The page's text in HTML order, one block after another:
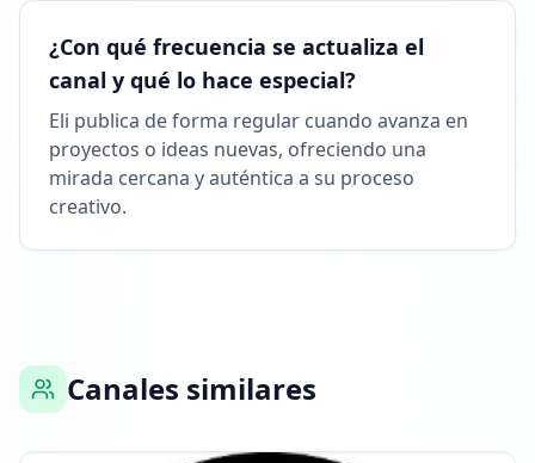
¿Con qué frecuencia se actualiza el
canal y qué lo hace especial?
Eli publica de forma regular cuando avanza en
proyectos o ideas nuevas, ofreciendo una
mirada cercana y auténtica a su proceso
creativo.
Canales similares